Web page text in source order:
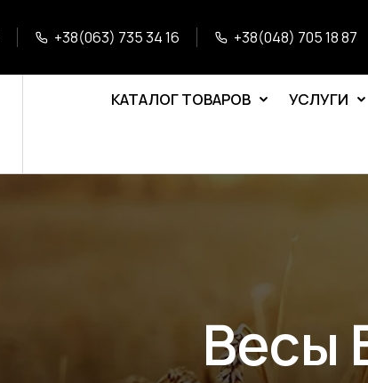
+38(063) 735 34 16 +38(048) 705 18 87
КАТАЛОГ ТОВАРОВ УСЛУГИ
Весы